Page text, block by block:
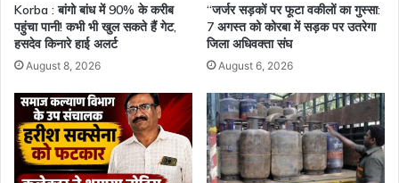
Korba : बांगो बांध में 90% के करीब
पहुंचा पानी! कभी भी खुल सकते हैं गेट,
हसदेव किनारे हाई अलर्ट
August 8, 2026
“जर्जर सड़कों पर फूटा वकीलों का गुस्सा:
7 अगस्त को कोरबा में सड़क पर उतरेगा
जिला अधिवक्ता संघ
August 6, 2026